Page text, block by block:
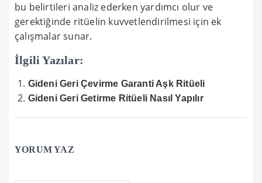
bu belirtileri analiz ederken yardımcı olur ve
gerektiğinde ritüelin kuvvetlendirilmesi için ek
çalışmalar sunar.
İlgili Yazılar:
Gideni Geri Çevirme Garanti Aşk Ritüeli
Gideni Geri Getirme Ritüeli Nasıl Yapılır
YORUM YAZ